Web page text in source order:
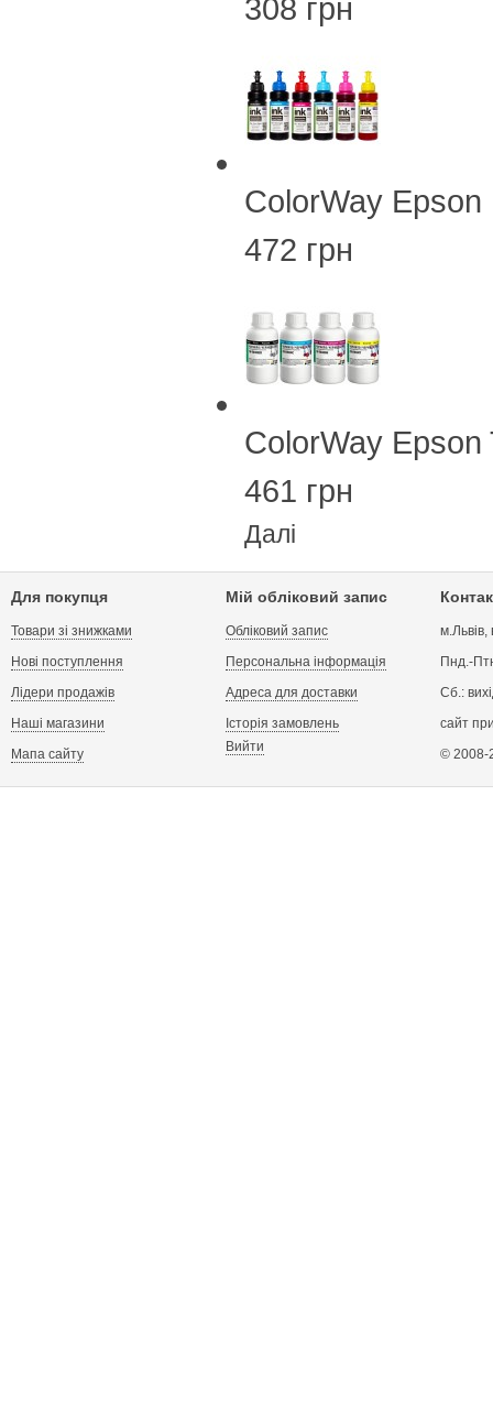
308 грн
ColorWay
472 грн
ColorWay
461 грн
Далі
Для покупця
Товари зі знижками
Нові поступлення
Лідери продажів
Наші магазини
Мапа сайту
Мій обліковий запис
Обліковий запис
Персональна інформація
Адреса для доставки
Історія замовлень
Вийти
Пнд.-
Сб.:
сайт
© 2008-